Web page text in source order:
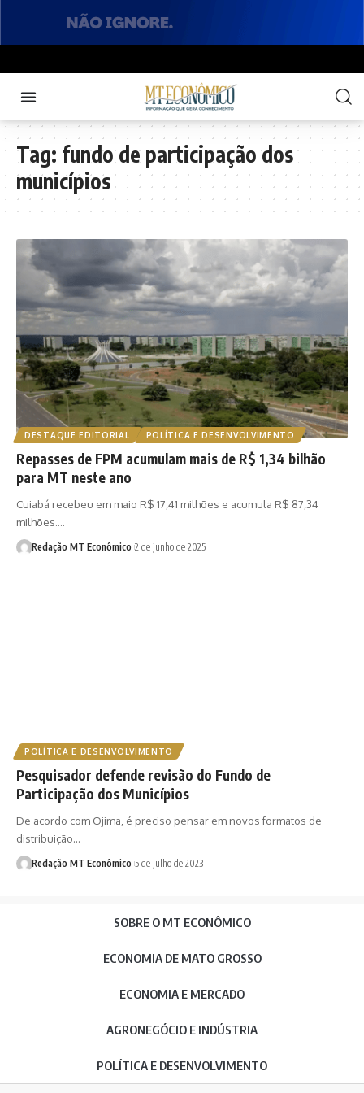
Tag: fundo de participação dos
municípios
DESTAQUE EDITORIAL POLÍTICA E DESENVOLVIMENTO
Repasses de FPM acumulam mais de R$ 1,34 bilhão
para MT neste ano
Cuiabá recebeu em maio R$ 17,41 milhões e acumula R$ 87,34
milhões.…
Redação MT Econômico 2 de junho de 2025
POLÍTICA E DESENVOLVIMENTO
Pesquisador defende revisão do Fundo de
Participação dos Municípios
De acordo com Ojima, é preciso pensar em novos formatos de
distribuição…
Redação MT Econômico 5 de julho de 2023
SOBRE O MT ECONÔMICO
ECONOMIA DE MATO GROSSO
ECONOMIA E MERCADO
AGRONEGÓCIO E INDÚSTRIA
POLÍTICA E DESENVOLVIMENTO